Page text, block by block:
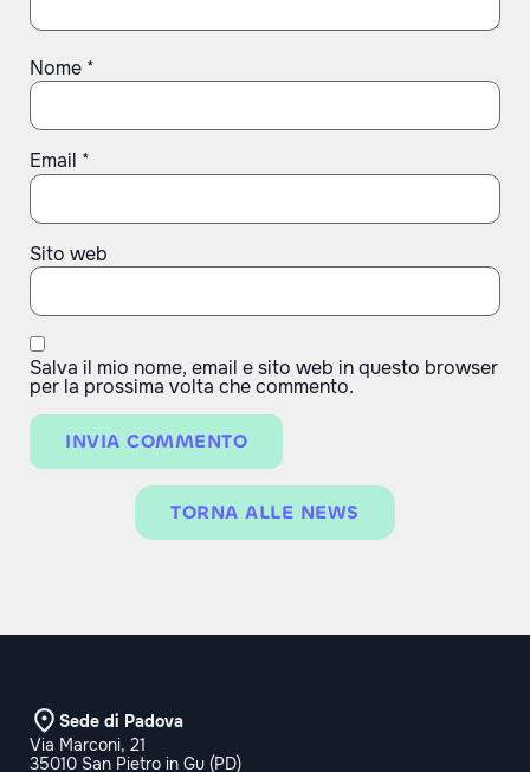
Nome *
Email *
Sito web
Salva il mio nome, email e sito web in questo browser
per la prossima volta che commento.
TORNA ALLE NEWS
Sede di Padova
Via Marconi, 21
35010 San Pietro in Gu (PD)